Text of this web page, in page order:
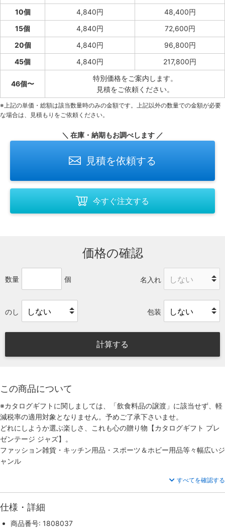
10個
4,840円
48,400円
15個
4,840円
72,600円
20個
4,840円
96,800円
45個
4,840円 217,800円
46個〜
特別価格をご案内します。
見積をご依頼ください。
※上記の単価・総額は該当数量時のみの金額です。上記以外の数量での金額が必要
な場合は、見積もりをご依頼ください。
＼ 在庫・納期もお調べします ／
見積を依頼する
今すぐ注文する
価格の確認
数量 個 名入れ
のし 包装
計算する
この商品について
※カタログギフトに関しましては、「飲食料品の譲渡」に該当せず、軽
減税率の適用対象となりません。予めご了承下さいませ。
どれにしようか選ぶ楽しさ、これも心の贈り物【カタログギフト プレ
ゼンテージ ジャズ】。
ファッション雑貨・キッチン用品・スポーツ＆ホビー用品等々幅広いジ
ャンル
すべてを確認する
仕様・詳細
商品番号: 1808037